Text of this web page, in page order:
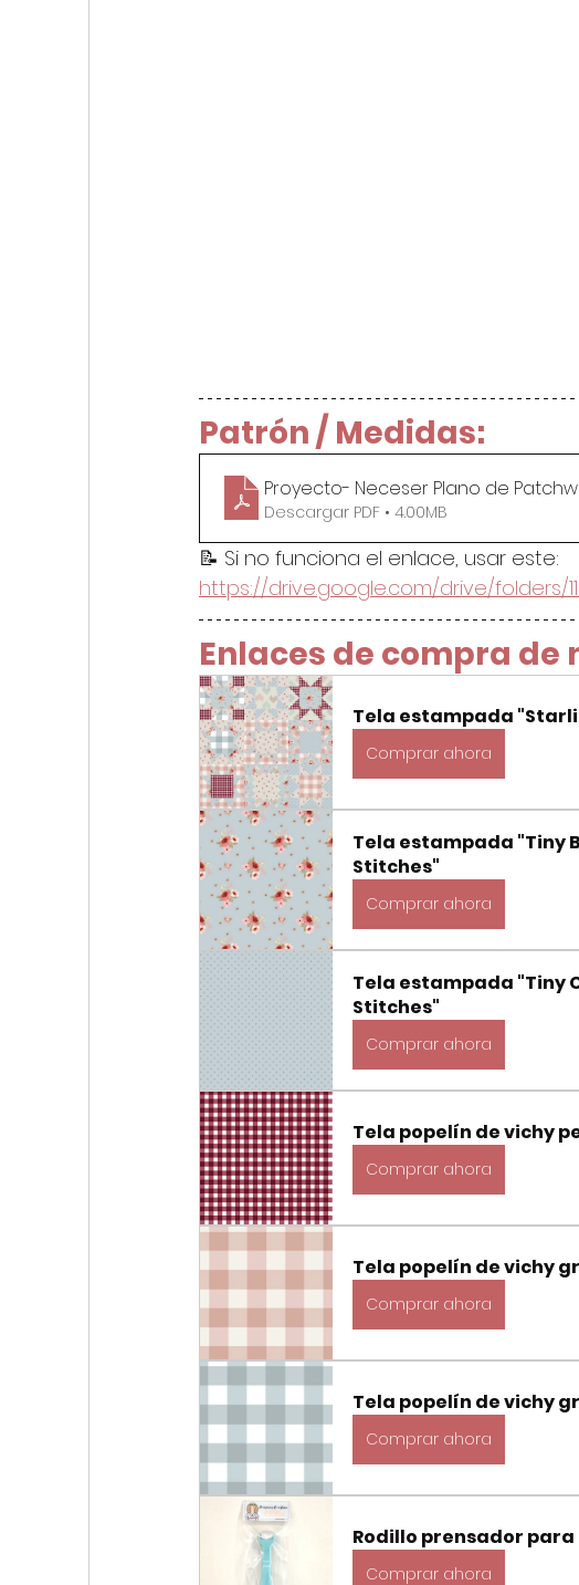
Patrón / Medidas:
Proyecto- Neceser Plano de
Descargar PDF • 4.00MB
📝 Si no funciona el enlace, usar este:
https://drive.google.com/drive/folders/
Enlaces de compra de
Tela estampada
Comprar ahora
Tela estampada "Tiny
Stitches"
Comprar ahora
Tela estampada "Tiny
Stitches"
Comprar ahora
Tela popelín de vichy
Comprar ahora
Tela popelín de vichy
Comprar ahora
Tela popelín de vichy
Comprar ahora
Rodillo prensador para
Comprar ahora